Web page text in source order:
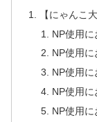
【にゃんこ
NP使用
NP使用
NP使用
NP使用
NP使用